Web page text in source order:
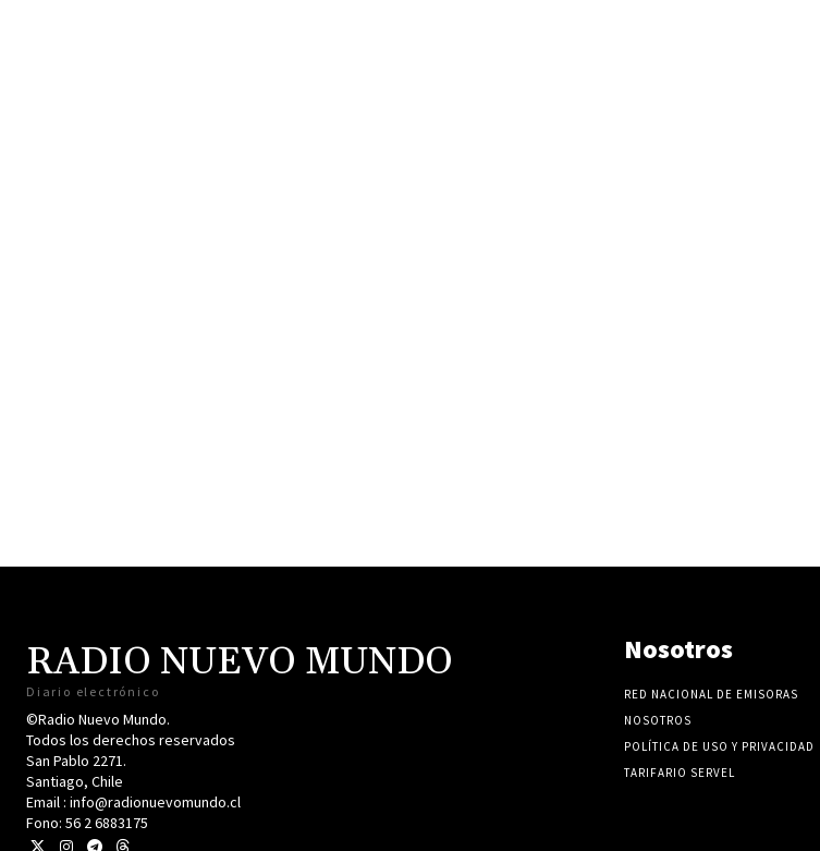
RADIO NUEVO MUNDO
Diario electrónico
©Radio Nuevo Mundo.
Todos los derechos reservados
San Pablo 2271.
Santiago, Chile
Email : info@radionuevomundo.cl
Fono: 56 2 6883175
Nosotros
RED NACIONAL DE EMISORAS
NOSOTROS
POLÍTICA DE USO Y PRIVACIDAD
TARIFARIO SERVEL